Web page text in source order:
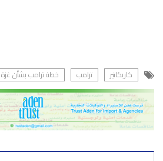
كاريكاتير ترامب خطة ترامب بشأن غزة